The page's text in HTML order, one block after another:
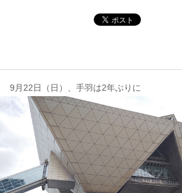
9月22日（日）、手羽は2年ぶりに
コンテンツ
このサイトについて
運営会社
お問い合わせ